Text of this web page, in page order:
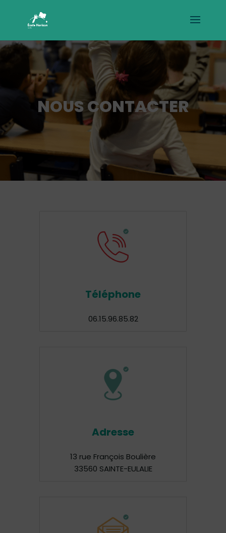
NOUS CONTACTER
Téléphone
06.15.96.85.82
Adresse
13 rue François Boulière
33560 SAINTE-EULALIE